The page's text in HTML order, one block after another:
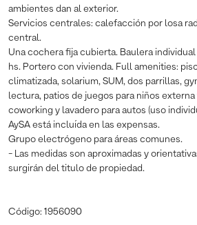
ambientes dan al exterior.
Servicios centrales: calefacción por losa
central.
Una cochera fija cubierta. Baulera
hs. Portero con vivienda. Full amenities:
climatizada, solarium, SUM, dos parrillas,
lectura, patios de juegos para niños
coworking y lavadero para autos (uso
AySA está incluída en las expensas.
Grupo electrógeno para áreas comunes.
- Las medidas son aproximadas y
surgirán del titulo de propiedad.
Código: 1956090